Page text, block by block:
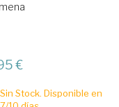
€
Sin Stock. Disponible en